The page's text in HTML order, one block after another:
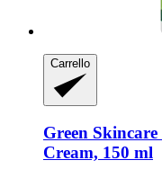
Carrello
Green Skincare
Cream, 150 ml